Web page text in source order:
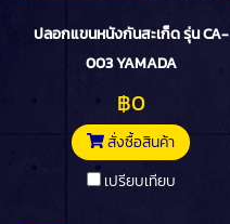
ปลอกแขนหนังกันสะเก็ด รุ่น CA-
003 YAMADA
฿0
สั่งซื้อสินค้า
เปรียบเทียบ